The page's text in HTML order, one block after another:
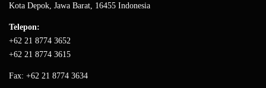
Kota Depok, Jawa Barat, 16455 Indonesia
Telepon:
+62 21 8774 3652
+62 21 8774 3615
Fax: +62 21 8774 3634